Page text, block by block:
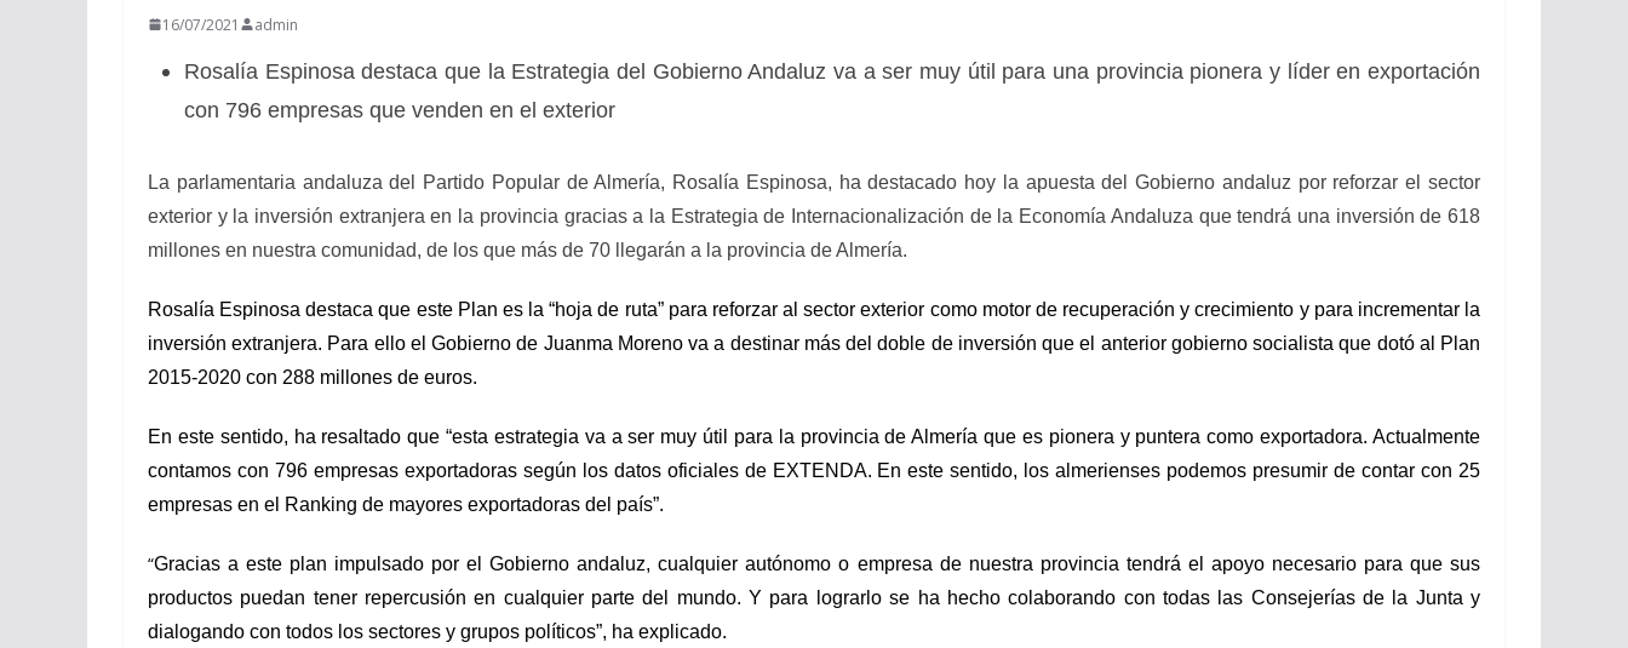
16/07/2021 admin
Rosalía Espinosa destaca que la Estrategia del Gobierno Andaluz va a ser muy útil para una provincia pionera y líder en exportación
con 796 empresas que venden en el exterior
La parlamentaria andaluza del Partido Popular de Almería, Rosalía Espinosa, ha destacado hoy la apuesta del Gobierno andaluz por reforzar el sector
exterior y la inversión extranjera en la provincia gracias a la Estrategia de Internacionalización de la Economía Andaluza que tendrá una inversión de 618
millones en nuestra comunidad, de los que más de 70 llegarán a la provincia de Almería.
Rosalía Espinosa destaca que este Plan es la “hoja de ruta” para reforzar al sector exterior como motor de recuperación y crecimiento y para incrementar la
inversión extranjera. Para ello el Gobierno de Juanma Moreno va a destinar más del doble de inversión que el anterior gobierno socialista que dotó al Plan
2015-2020 con 288 millones de euros.
En este sentido, ha resaltado que “esta estrategia va a ser muy útil para la provincia de Almería que es pionera y puntera como exportadora. Actualmente
contamos con 796 empresas exportadoras según los datos oficiales de EXTENDA. En este sentido, los almerienses podemos presumir de contar con 25
empresas en el Ranking de mayores exportadoras del país”.
“Gracias a este plan impulsado por el Gobierno andaluz, cualquier autónomo o empresa de nuestra provincia tendrá el apoyo necesario para que sus
productos puedan tener repercusión en cualquier parte del mundo. Y para lograrlo se ha hecho colaborando con todas las Consejerías de la Junta y
dialogando con todos los sectores y grupos políticos”, ha explicado.